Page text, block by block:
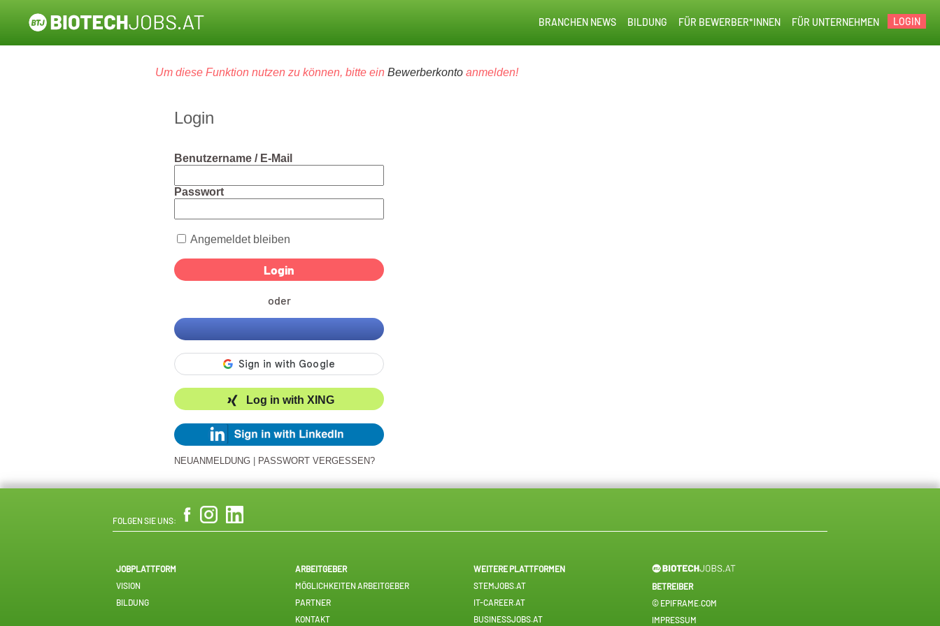
LOGIN
FÜR UNTERNEHMEN
FÜR BEWERBER*INNEN
BILDUNG
BRANCHEN NEWS
Um diese Funktion nutzen zu können, bitte ein Bewerberkonto anmelden!
Login
Benutzername / E-Mail
Passwort
Angemeldet bleiben
oder
Log in with XING
NEUANMELDUNG PASSWORT VERGESSEN?
FOLGEN SIE UNS:
JOBPLATTFORM
VISION
BILDUNG
ARBEITGEBER
MÖGLICHKEITEN ARBEITGEBER
PARTNER
KONTAKT
WEITERE PLATTFORMEN
STEMJOBS.AT
IT-CAREER.AT
BUSINESSJOBS.AT
BETREIBER
© EPIFRAME.COM
IMPRESSUM